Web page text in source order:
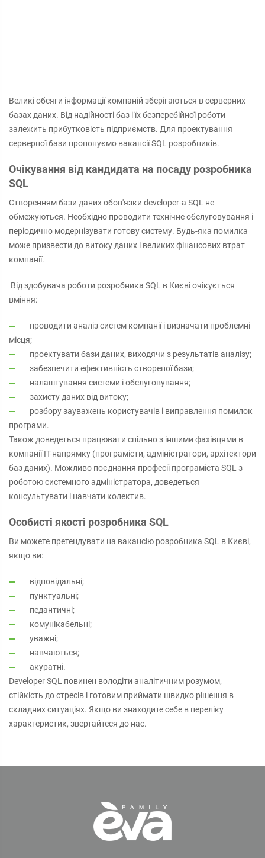
Великі обсяги інформації компаній зберігаються в серверних
базах даних. Від надійності баз і їх безперебійної роботи
залежить прибутковість підприємств. Для проектування
серверної бази пропонуємо вакансії SQL розробників.
Очікування від кандидата на посаду розробника
SQL
Створенням бази даних обов'язки developer-а SQL не
обмежуються. Необхідно проводити технічне обслуговування і
періодично модернізувати готову систему. Будь-яка помилка
може призвести до витоку даних і великих фінансових втрат
компанії.
Від здобувача роботи розробника SQL в Києві очікується
вміння:
проводити аналіз систем компанії і визначати проблемні
місця;
проектувати бази даних, виходячи з результатів аналізу;
забезпечити ефективність створеної бази;
налаштування системи і обслуговування;
захисту даних від витоку;
розбору зауважень користувачів і виправлення помилок
програми.
Також доведеться працювати спільно з іншими фахівцями в
компанії IT-напрямку (програмісти, адміністратори, архітектори
баз даних). Можливо поєднання професії програміста SQL з
роботою системного адміністратора, доведеться
консультувати і навчати колектив.
Особисті якості розробника SQL
Ви можете претендувати на вакансію розробника SQL в Києві,
якщо ви:
відповідальні;
пунктуальні;
педантичні;
комунікабельні;
уважні;
навчаються;
акуратні.
Developer SQL повинен володіти аналітичним розумом,
стійкість до стресів і готовим приймати швидко рішення в
складних ситуаціях. Якщо ви знаходите себе в переліку
характеристик, звертайтеся до нас.